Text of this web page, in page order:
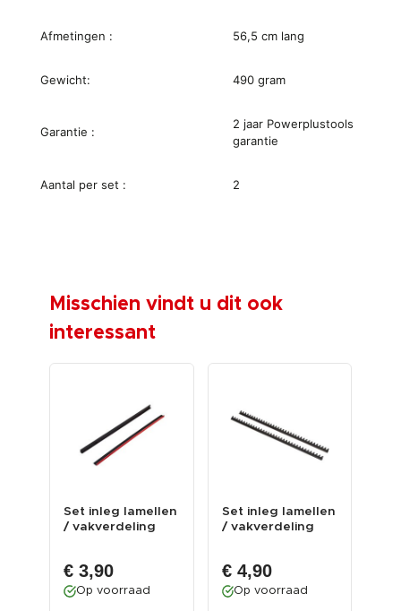
Afmetingen : 56,5 cm lang
Gewicht: 490 gram
Garantie :
2 jaar Powerplustools
garantie
Aantal per set : 2
Misschien vindt u dit ook
interessant
Set inleg lamellen
/ vakverdeling
€ 3,90
Op voorraad
Set inleg lamellen
/ vakverdeling
€ 4,90
Op voorraad